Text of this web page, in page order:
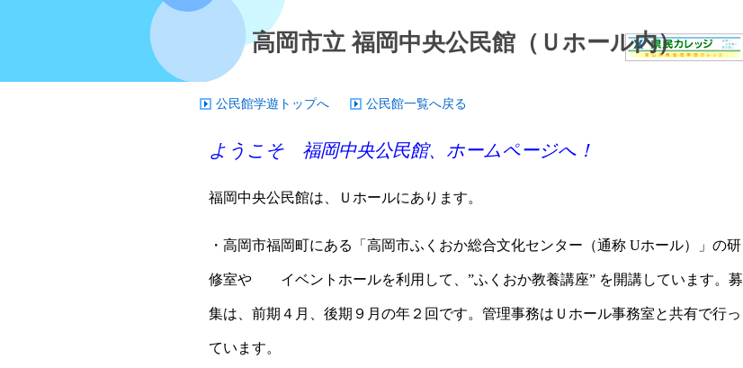
高岡市立 福岡中央公民館（Ｕホール内）
公民館学遊トップへ 公民館一覧へ戻る
ようこそ 福岡中央公民館、ホームページへ！
福岡中央公民館は、Ｕホールにあります。
・高岡市福岡町にある「高岡市ふくおか総合文化センター（通称 Uホール）」の研
修室や イベントホールを利用して、 ”ふくおか教養講座” を開講しています。募
集は、前期４月、後期９月の年２回です。管理事務はＵホール事務室と共有で行っ
ています。